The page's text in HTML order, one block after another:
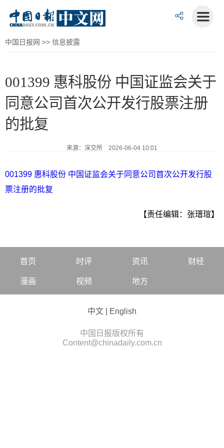
中国日报网 >> 信息披露
001399 惠科股份 中国证监会关于
同意公司首次公开发行股票注册
的批复
来源：深交所 2026-06-04 10:01
001399 惠科股份 中国证监会关于同意公司首次公开发行股
票注册的批复
【责任编辑：张瑨瑄】
首页 时评 资讯 财经
漫画 视频 地方
中文 English
中国日报版权所有
Content@chinadaily.com.cn